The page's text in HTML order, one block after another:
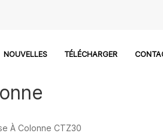
NOUVELLES TÉLÉCHARGER
À Colonne CTZ30